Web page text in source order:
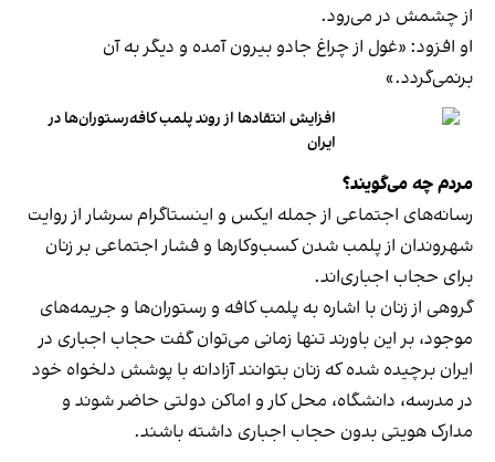
از چشمش در می‌رود.
او افزود: «غول از چراغ جادو بیرون آمده و دیگر به آن
برنمی‎‌گردد.»
افزایش انتقادها از روند پلمب کافه‌رستوران‌ها در
ایران
مردم چه می‌گویند؟
رسانه‎‌های اجتماعی از جمله ایکس و اینستاگرام سرشار از روایت
شهروندان از پلمب شدن کسب‌وکارها و فشار اجتماعی بر زنان
برای حجاب اجباری‌اند.
گروهی از زنان با اشاره به پلمب کافه و رستوران‌ها و جریمه‌های
موجود، بر این باورند تنها زمانی می‌توان گفت حجاب اجباری در
ایران برچیده شده که زنان بتوانند آزادانه با پوشش دلخواه خود
در مدرسه، دانشگاه، محل کار و اماکن دولتی حاضر شوند و
مدارک هویتی بدون حجاب اجباری داشته باشند.